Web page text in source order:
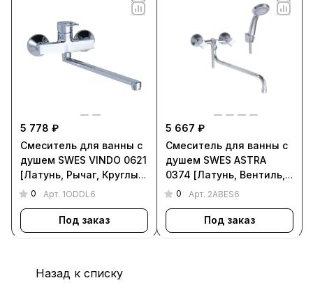
5 778 ₽
Смеситель для ванны с
душем SWES VINDO 0621
[Латунь, Рычаг, Круглый,
Хром, 1ODDL6]
0 Арт. 1ODDL6
Под заказ
5 667 ₽
Смеситель для ванны с
душем SWES ASTRA
0374 [Латунь, Вентиль,
Круглый, Хром, 2ABES6]
0 Арт. 2ABES6
Под заказ
Назад к списку